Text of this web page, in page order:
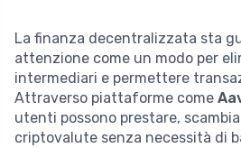
La finanza decentralizzata sta
attenzione come un modo per
intermediari e permettere
Attraverso piattaforme come
utenti possono prestare,
criptovalute senza necessità di